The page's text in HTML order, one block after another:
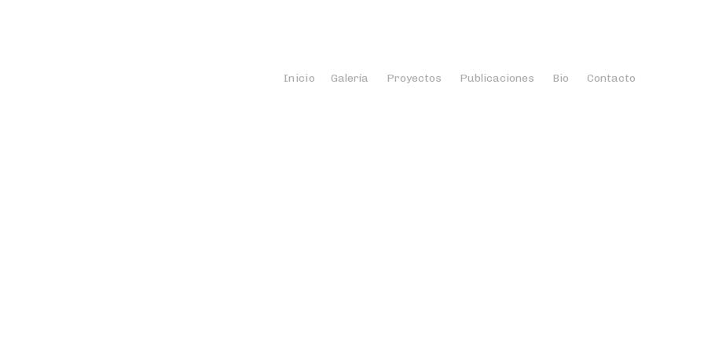
Inicio Galería Proyectos Publicaciones Bio Contacto